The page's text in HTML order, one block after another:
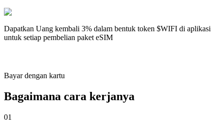
Dapatkan Uang kembali 3% dalam bentuk token $WIFI di aplikasi
untuk setiap pembelian paket eSIM
Bayar dengan kartu
Bagaimana cara kerjanya
01